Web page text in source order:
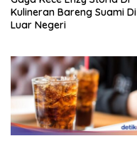
Kulineran Bareng Suami Di
Luar Negeri